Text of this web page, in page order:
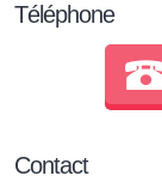
Téléphone
Contact